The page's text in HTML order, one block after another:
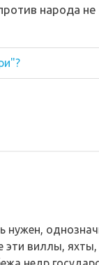
народа
нужен,
эти виллы,